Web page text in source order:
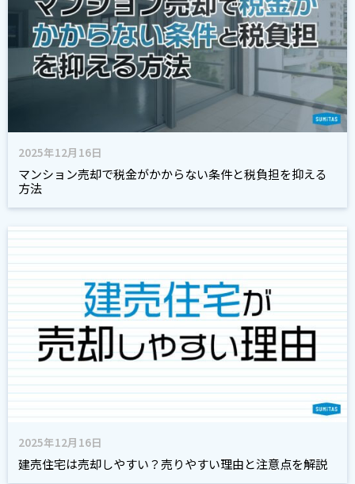
2025年12月16日
マンション売却で税金がかからない条件と税負担を抑える
方法
2025年12月16日
建売住宅は売却しやすい？売りやすい理由と注意点を解説